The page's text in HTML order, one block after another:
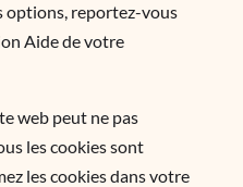
options, reportez-vous
Aide de votre
web peut ne pas
les cookies sont
les cookies dans votre